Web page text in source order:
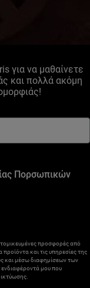
για να μαθαίνετε
και πολλά ακόμη
Πορσωπικών
προσφορές από
προϊόντα και τις υπηρεσίες της
και μέσω διαφημίσεων των
μου που